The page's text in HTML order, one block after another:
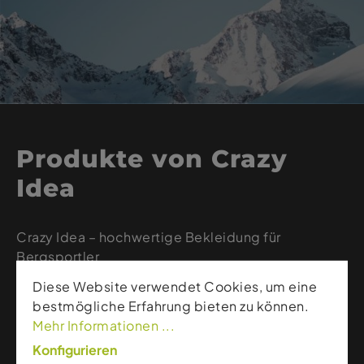
Produkte von Crazy
Idea
Crazy Idea – hochwertige Bekleidung für
Bergsportler
und frisches Design für Menschen, die sich
nirgendwo lieber aufhalten als am Berg, auf der
Piste oder im Tiefschnee.
Wenn es um Fast & Light-Kleidung geht, ist Crazy
Diese Website verwendet Cookies, um eine
bestmögliche Erfahrung bieten zu können.
Mehr Informationen ...
Konfigurieren